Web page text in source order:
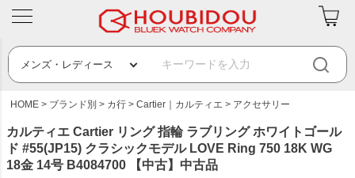
HOME ブランド別 カ行 Cartier｜カルティエ アクセサリー
カルティエ Cartier リング 指輪 ラブリング ホワイトゴール
ド #55(JP15) クラシックモデル LOVE Ring 750 18K WG
18金 14号 B4084700 【中古】中古品